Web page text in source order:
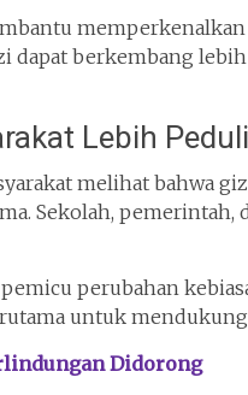
dapat berkembang
Lebih
melihat bahwa
Sekolah,
perubahan
untuk
Didorong